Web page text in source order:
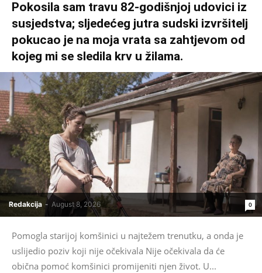
Pokosila sam travu 82-godišnjoj udovici iz
susjedstva; sljedećeg jutra sudski izvršitelj
pokucao je na moja vrata sa zahtjevom od
kojeg mi se sledila krv u žilama.
Redakcija - August 8, 2026 0
Pomogla starijoj komšinici u najtežem trenutku, a onda je
uslijedio poziv koji nije očekivala Nije očekivala da će
obična pomoć komšinici promijeniti njen život. U...